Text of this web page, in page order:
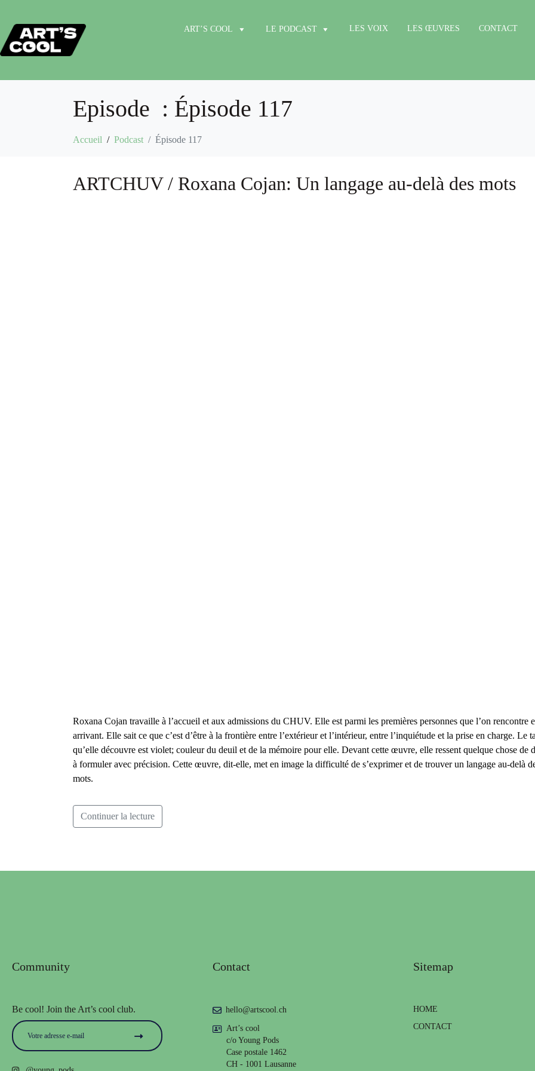
ART’S COOL LE PODCAST LES VOIX LES ŒUVRES CONTACT
Episode : Épisode 117
Accueil Podcast Épisode 117
ARTCHUV / Roxana Cojan: Un langage au-delà des mots
Roxana Cojan travaille à l’accueil et aux admissions du CHUV. Elle est parmi les premières personnes que l’on rencontre
arrivant. Elle sait ce que c’est d’être à la frontière entre l’extérieur et l’intérieur, entre l’inquiétude et la prise en charge. Le
qu’elle découvre est violet; couleur du deuil et de la mémoire pour elle. Devant cette œuvre, elle ressent quelque chose de
à formuler avec précision. Cette œuvre, dit-elle, met en image la difficulté de s’exprimer et de trouver un langage au-delà
mots.
Continuer la lecture
Community
Be cool! Join the Art’s cool club.
Contact
hello@artscool.ch
Art’s cool
c/o Young Pods
Case postale 1462
CH - 1001 Lausanne
Sitemap
HOME
CONTACT